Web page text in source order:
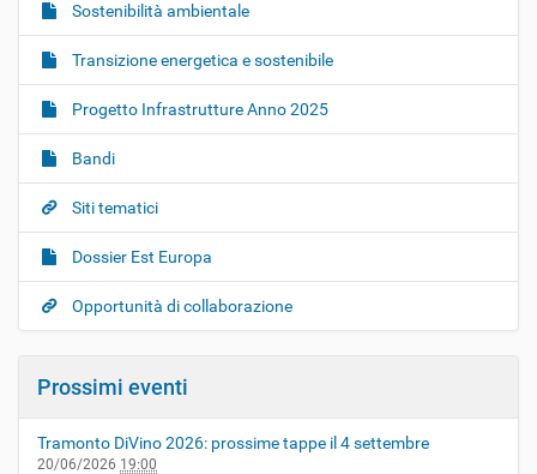
Sostenibilità ambientale
Transizione energetica e sostenibile
Progetto Infrastrutture Anno 2025
Bandi
Siti tematici
Dossier Est Europa
Opportunità di collaborazione
Prossimi eventi
Tramonto DiVino 2026: prossime tappe il 4 settembre
20/06/2026 19:00